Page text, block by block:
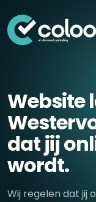
Website
dat jij
wordt.
Wij regelen dat jij